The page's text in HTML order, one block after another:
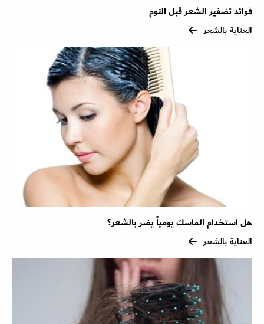
فوائد تضفير الشعر قبل النوم
العناية بالشعر
هل استخدام الماسك يومياً يضر بالشعر؟
العناية بالشعر